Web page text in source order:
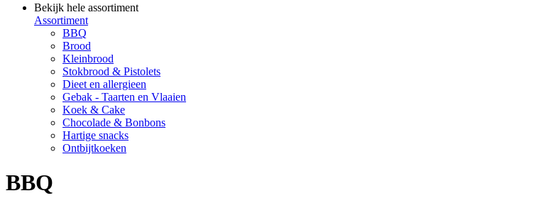
Bekijk hele assortiment
Assortiment
BBQ
Brood
Kleinbrood
Stokbrood & Pistolets
Dieet en allergieen
Gebak - Taarten en Vlaaien
Koek & Cake
Chocolade & Bonbons
Hartige snacks
Ontbijtkoeken
BBQ